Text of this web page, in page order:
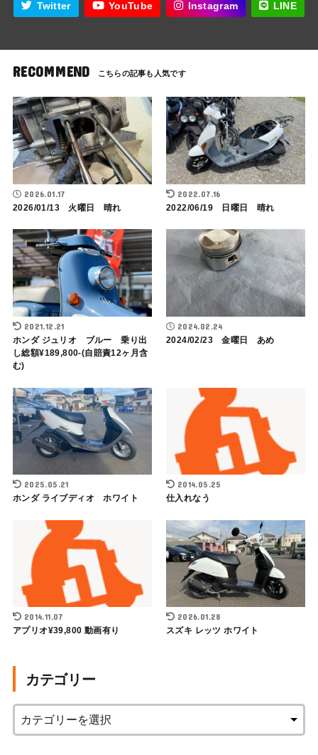
Twitter YouTube Instagram LINE
RECOMMEND
2026.01.17
2026/01/13 火曜日 晴れ
2022.07.16
2022/06/19 日曜日 晴れ
2021.12.21
ホンダ ジュリオ ブルー 乗り出
し総額¥189,800-(自賠責12ヶ月含
む)
2024.02.24
2024/02/23 金曜日 あめ
2025.05.21
ホンダ ライブディオ ホワイト
2014.05.25
仕入れなう
2014.11.07
アプリオ¥39,800 動画有り
2026.01.28
スズキ レッツ ホワイト
カテゴリー